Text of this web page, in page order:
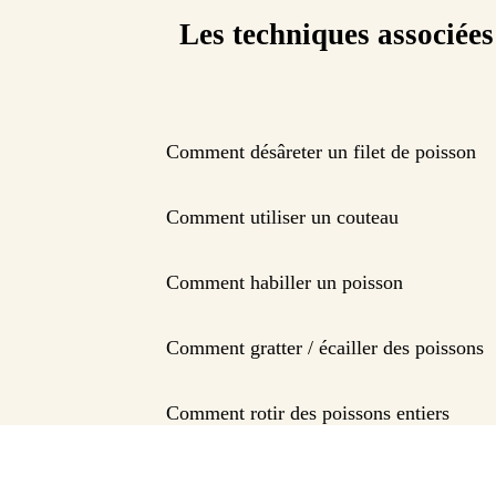
Les techniques associées
Comment désâreter un filet de poisson
Comment utiliser un couteau
Comment habiller un poisson
Comment gratter / écailler des poissons
Comment rotir des poissons entiers